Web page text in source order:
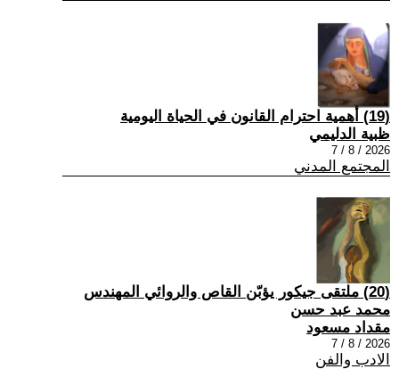
(19) أهمية احترام القانون في الحياة اليومية
ظبية الدليمي
2026 / 8 / 7
المجتمع المدني
(20) ملتقى جيكور يؤبّن القاص والروائي المهندس
محمد عبد حسن
مقداد مسعود
2026 / 8 / 7
الادب والفن